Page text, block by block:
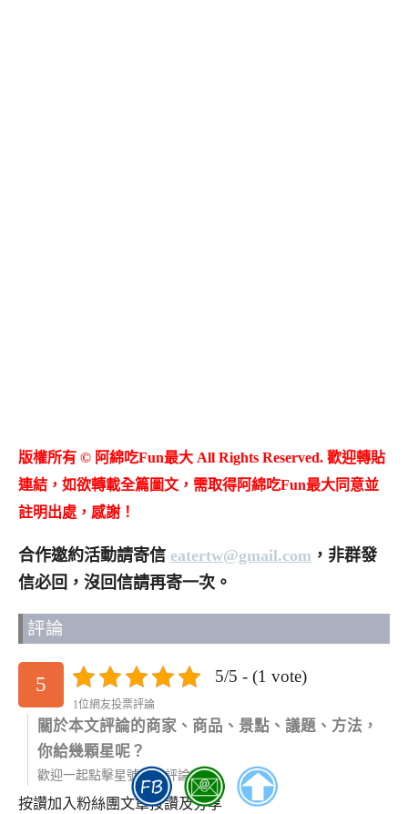
版權所有 © 阿綿吃Fun最大 All Rights Reserved. 歡迎轉貼
連結，如欲轉載全篇圖文，需取得阿綿吃Fun最大同意並
註明出處，感謝！
合作邀約活動請寄信 eatertw@gmail.com ，非群發
信必回，沒回信請再寄一次。
評論
5 5/5 - (1 vote)
1位網友投票評論
關於本文評論的商家、商品、景點、議題、方法，
你給幾顆星呢？
歡迎一起點擊星號參與評論唷！
按讚加入粉絲團文章按讚及分享